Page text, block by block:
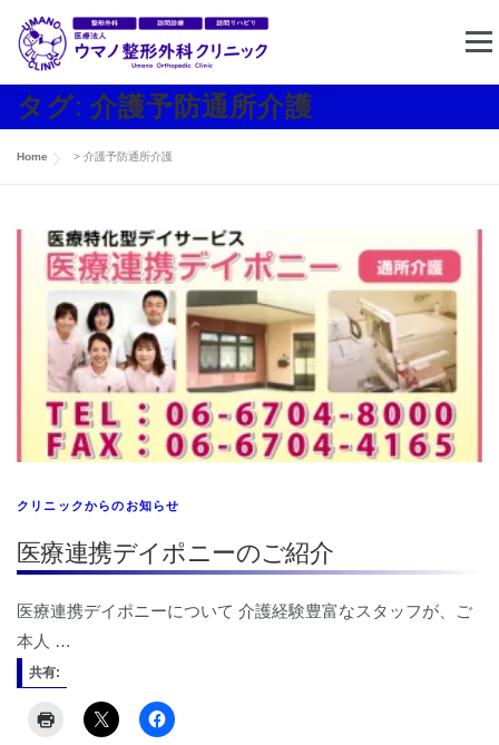
ツ
メ
ホーム クリニック案内 東住吉リハビリセンター
タグ: 介護予防通所介護
Home > 介護予防通所介護
クリニックからのお知らせ
医療連携デイポニーのご紹介
医療連携デイポニーについて 介護経験豊富なスタッフが、ご
本人 …
共有: